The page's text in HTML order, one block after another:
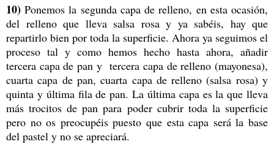
10) Ponemos la segunda capa de relleno, en esta ocasión,
del relleno que lleva salsa rosa y ya sabéis, hay que
repartirlo bien por toda la superficie. Ahora ya seguimos el
proceso tal y como hemos hecho hasta ahora, añadir
tercera capa de pan y tercera capa de relleno (mayonesa),
cuarta capa de pan, cuarta capa de relleno (salsa rosa) y
quinta y última fila de pan. La última capa es la que lleva
más trocitos de pan para poder cubrir toda la superficie
pero no os preocupéis puesto que esta capa será la base
del pastel y no se apreciará.